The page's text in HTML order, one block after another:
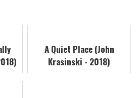
A Quiet Place (John
Krasinski - 2018)